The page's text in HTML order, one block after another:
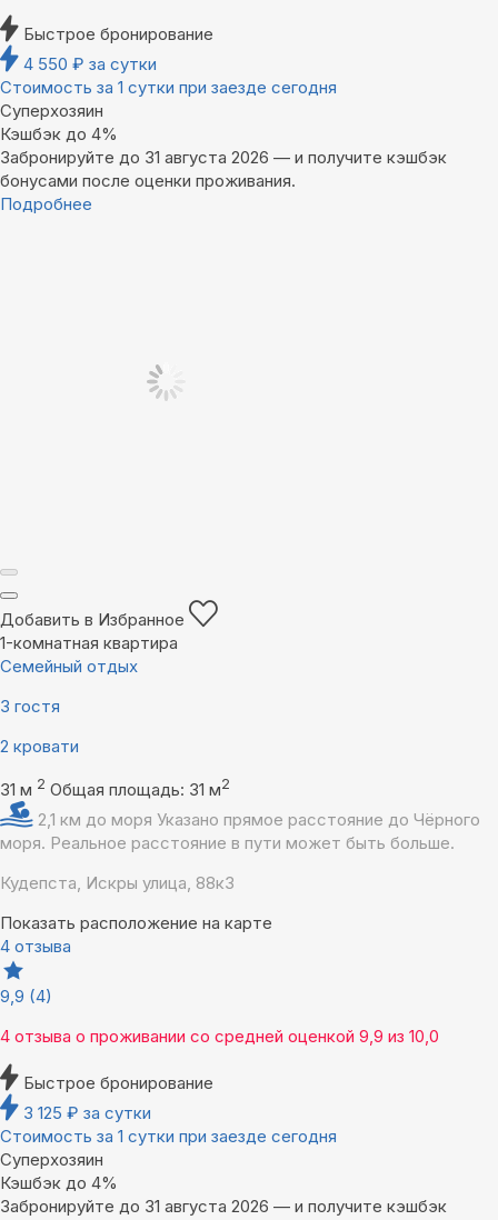
Быстрое бронирование
4 550 ₽ за сутки
Стоимость за 1 сутки при заезде сегодня
Суперхозяин
Кэшбэк до 4%
Забронируйте до 31 августа 2026 — и получите кэшбэк
бонусами после оценки проживания.
Подробнее
Добавить в Избранное
1-комнатная квартира
Семейный отдых
3 гостя
2 кровати
31 м 2 Общая площадь: 31 м2
2,1 км до моря Указано прямое расстояние до Чёрного
моря. Реальное расстояние в пути может быть больше.
Кудепста, Искры улица, 88к3
Показать расположение на карте
4 отзыва
9,9 (4)
4 отзыва о проживании со средней оценкой 9,9 из 10,0
Быстрое бронирование
3 125 ₽ за сутки
Стоимость за 1 сутки при заезде сегодня
Суперхозяин
Кэшбэк до 4%
Забронируйте до 31 августа 2026 — и получите кэшбэк